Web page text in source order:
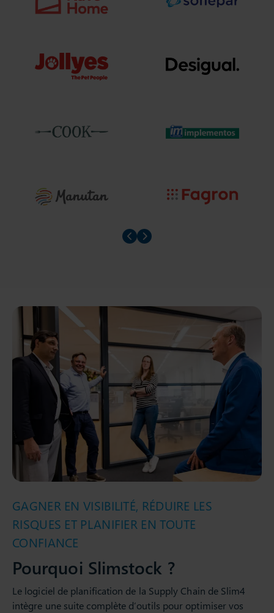
Prev slider
Prev slider
GAGNER EN VISIBILITÉ, RÉDUIRE LES
RISQUES ET PLANIFIER EN TOUTE
CONFIANCE
Pourquoi Slimstock ?
Le logiciel de planification de la Supply Chain de Slim4
intègre une suite complète d’outils pour optimiser vos